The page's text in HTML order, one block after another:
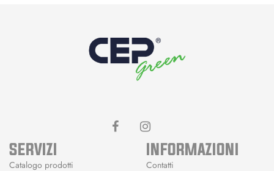
SERVIZI
Catalogo prodotti
INFORMAZIONI
Contatti